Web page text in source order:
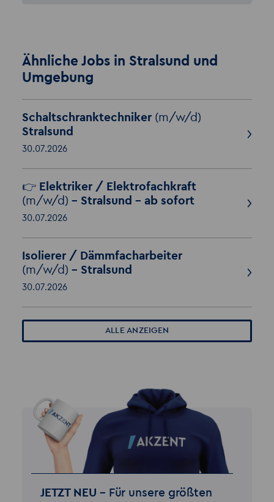
Ähnliche Jobs in Stralsund und
Umgebung
Schaltschranktechniker (m/w/d)
Stralsund
30.07.2026
👉 Elektriker / Elektrofachkraft
(m/w/d) – Stralsund – ab sofort
30.07.2026
Isolierer / Dämmfacharbeiter
(m/w/d) – Stralsund
30.07.2026
ALLE ANZEIGEN
JETZT NEU – Für unsere größten